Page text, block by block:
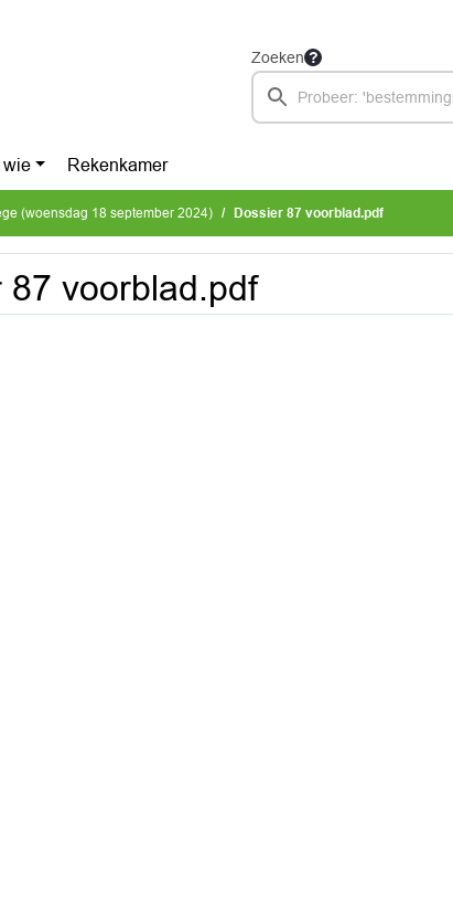
Zoeken
wie Rekenkamer
(woensdag 18 september 2024) Dossier 87 voorblad.pdf
87 voorblad.pdf